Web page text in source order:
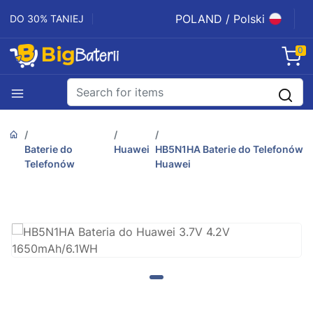
DO 30% TANIEJ POLAND / Polski
0
Baterie do
Telefonów
Huawei HB5N1HA Baterie do Telefonów
Huawei